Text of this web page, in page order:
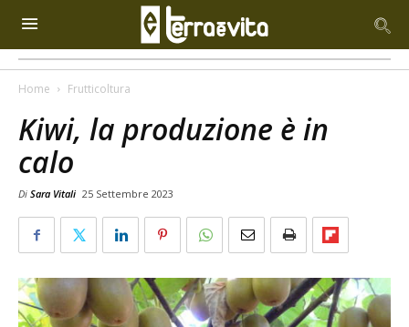
Home Frutticoltura
Kiwi, la produzione è in
calo
Di Sara Vitali 25 Settembre 2023